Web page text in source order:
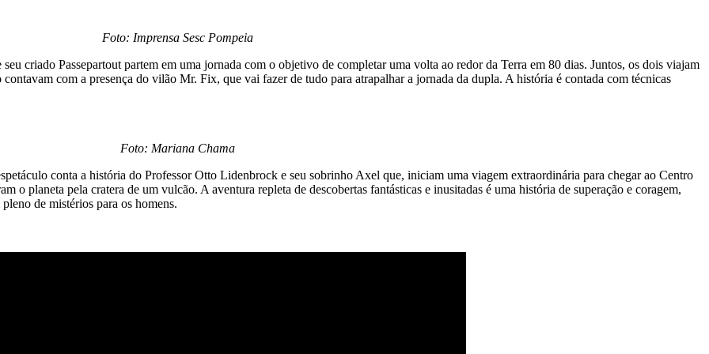
Foto: Imprensa Sesc Pompeia
criado Passepartout partem em uma jornada com o objetivo de completar uma volta ao redor da Terra em 80 dias. Juntos, os dois viajam
com a presença do vilão Mr. Fix, que vai fazer de tudo para atrapalhar a jornada da dupla. A história é contada com técnicas
Foto: Mariana Chama
conta a história do Professor Otto Lidenbrock e seu sobrinho Axel que, iniciam uma viagem extraordinária para chegar ao Centro
o planeta pela cratera de um vulcão. A aventura repleta de descobertas fantásticas e inusitadas é uma história de superação e coragem,
de mistérios para os homens.